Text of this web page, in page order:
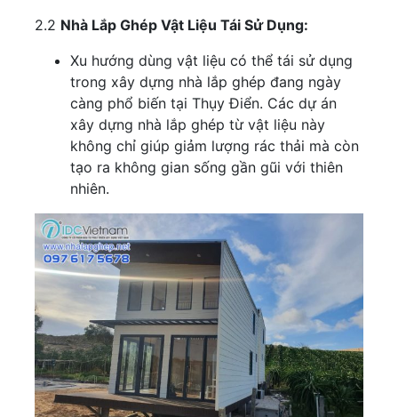
2.2 Nhà Lắp Ghép Vật Liệu Tái Sử Dụng:
Xu hướng dùng vật liệu có thể tái sử dụng
trong xây dựng nhà lắp ghép đang ngày
càng phổ biến tại Thụy Điển. Các dự án
xây dựng nhà lắp ghép từ vật liệu này
không chỉ giúp giảm lượng rác thải mà còn
tạo ra không gian sống gần gũi với thiên
nhiên.